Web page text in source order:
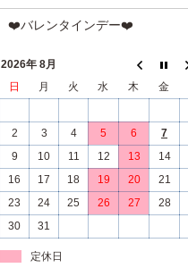
❤️バレンタインデー❤️
2026年 8月
日
月 火 水 木 金
2
3 4 5 6 7
9
10 11 12 13 14
16
17 18 19 20 21
23
24 25 26 27 28
30
31
定休日